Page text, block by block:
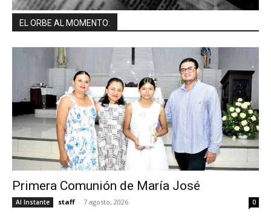
EL ORBE AL MOMENTO:
Primera Comunión de María José
Al Instante staff - 7 agosto, 2026 0